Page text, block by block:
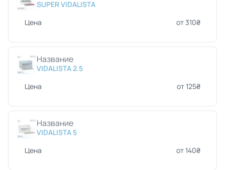
SUPER VIDALISTA
Цена
от 310₴
Название
VIDALISTA 2.5
Цена
от 125₴
Название
VIDALISTA 5
Цена
от 140₴